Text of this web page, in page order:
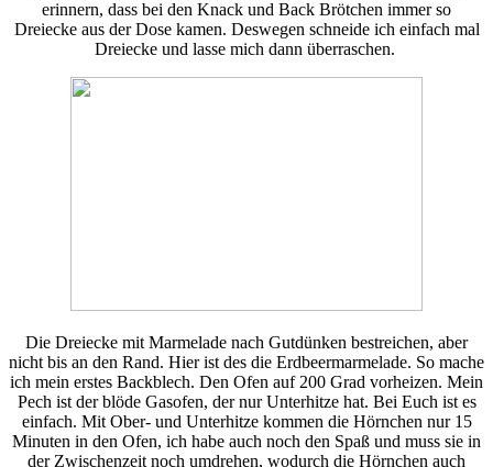
erinnern, dass bei den Knack und Back Brötchen immer so
Dreiecke aus der Dose kamen. Deswegen schneide ich einfach mal
Dreiecke und lasse mich dann überraschen.
Die Dreiecke mit Marmelade nach Gutdünken bestreichen, aber
nicht bis an den Rand. Hier ist des die Erdbeermarmelade. So mache
ich mein erstes Backblech. Den Ofen auf 200 Grad vorheizen. Mein
Pech ist der blöde Gasofen, der nur Unterhitze hat. Bei Euch ist es
einfach. Mit Ober- und Unterhitze kommen die Hörnchen nur 15
Minuten in den Ofen, ich habe auch noch den Spaß und muss sie in
der Zwischenzeit noch umdrehen, wodurch die Hörnchen auch